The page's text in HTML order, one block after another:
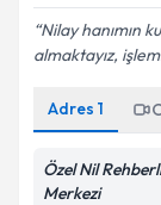
Nilay hanımın
almaktayız,
Adres 1
Özel Nil
Merkezi